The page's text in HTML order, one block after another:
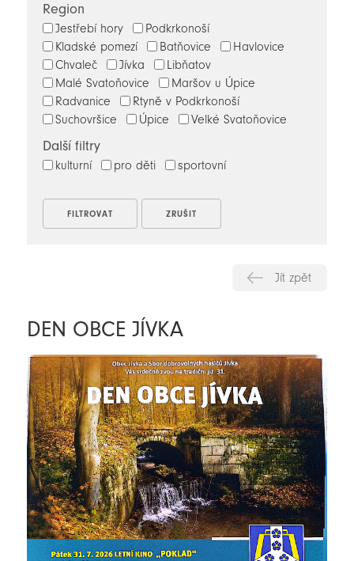
Region
Jestřebí hory
Podkrkonoší
Kladské pomezí
Batňovice
Havlovice
Chvaleč
Jívka
Libňatov
Malé Svatoňovice
Maršov u Úpice
Radvanice
Rtyně v Podkrkonoší
Suchovršice
Úpice Velké Svatoňovice
Další filtry
kulturní pro děti sportovní
Jít zpět
DEN OBCE JÍVKA